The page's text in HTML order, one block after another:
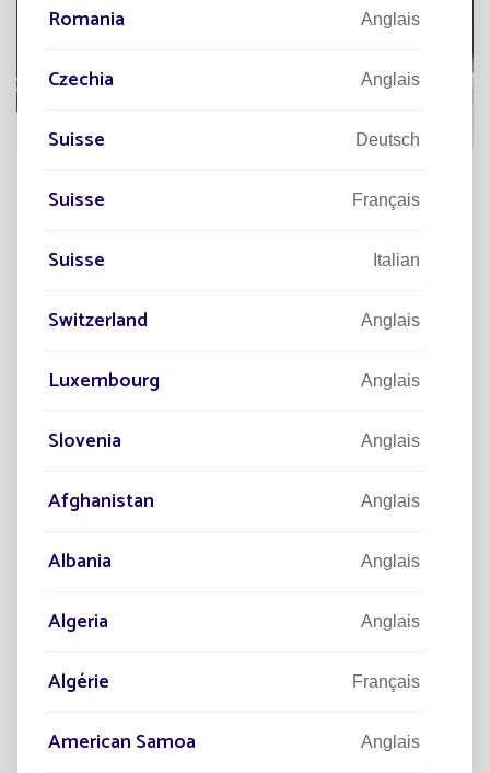
50 000 LAMPADAIRES SOLAIRES
POUR ÉCLAIRER LE SÉNÉGAL
Le plus grand projet installé par Fonroche
Romania Anglais
Czechia Anglais
Suisse Deutsch
Suisse Français
Suisse Italian
Switzerland Anglais
Luxembourg Anglais
Slovenia Anglais
Afghanistan Anglais
Albania Anglais
Algeria Anglais
Algérie Français
American Samoa Anglais